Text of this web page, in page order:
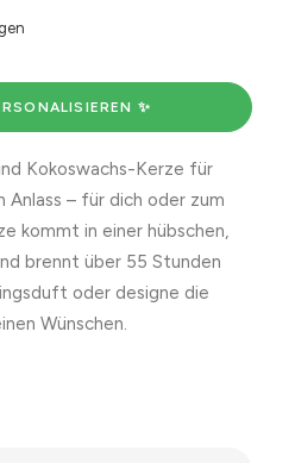
✨
Kokoswachs-Kerze für
Anlass – für dich oder zum
kommt in einer hübschen,
brennt über 55 Stunden
oder designe die
Wünschen.